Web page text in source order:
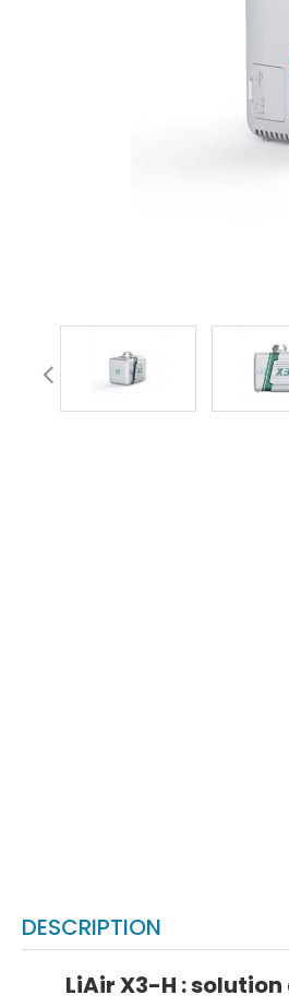
DESCRIPTION
LiAir X3-H :